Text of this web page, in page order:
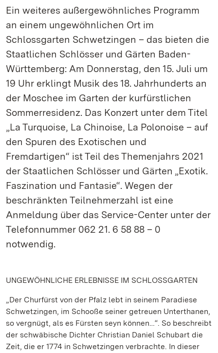
Ein weiteres außergewöhnliches Programm
an einem ungewöhnlichen Ort im
Schlossgarten Schwetzingen – das bieten die
Staatlichen Schlösser und Gärten Baden-
Württemberg: Am Donnerstag, den 15. Juli um
19 Uhr erklingt Musik des 18. Jahrhunderts an
der Moschee im Garten der kurfürstlichen
Sommerresidenz. Das Konzert unter dem Titel
„La Turquoise, La Chinoise, La Polonoise – auf
den Spuren des Exotischen und
Fremdartigen“ ist Teil des Themenjahrs 2021
der Staatlichen Schlösser und Gärten „Exotik.
Faszination und Fantasie“. Wegen der
beschränkten Teilnehmerzahl ist eine
Anmeldung über das Service-Center unter der
Telefonnummer 062 21. 6 58 88 – 0
notwendig.
UNGEWÖHNLICHE ERLEBNISSE IM SCHLOSSGARTEN
„Der Churfürst von der Pfalz lebt in seinem Paradiese
Schwetzingen, im Schooße seiner getreuen Unterthanen,
so vergnügt, als es Fürsten seyn können…“. So beschreibt
der schwäbische Dichter Christian Daniel Schubart die
Zeit, die er 1774 in Schwetzingen verbrachte. In dieser